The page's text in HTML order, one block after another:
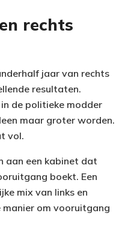
rechts
jaar van rechts
resultaten.
de politieke modder
maar groter worden.
vol.
aan een kabinet dat
boekt. Een
mix van links en
om vooruitgang